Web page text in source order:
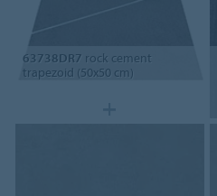
63738DR7 rock cement
trapezoid (50x50 cm)